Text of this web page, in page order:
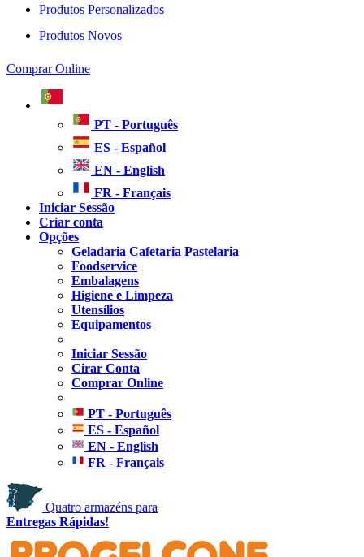
Produtos Personalizados
Produtos Novos
Comprar Online
PT - Português
ES - Español
EN - English
FR - Français
Iniciar Sessão
Criar conta
Opções
Geladaria Cafetaria Pastelaria
Foodservice
Embalagens
Higiene e Limpeza
Utensílios
Equipamentos
Iniciar Sessão
Cirar Conta
Comprar Online
PT - Português
ES - Español
EN - English
FR - Français
Quatro armazéns para
Entregas Rápidas!